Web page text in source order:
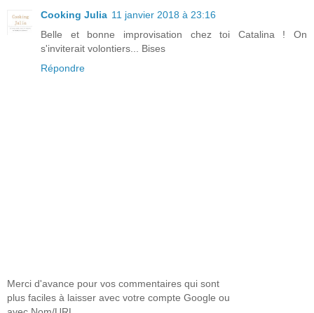
Cooking Julia 11 janvier 2018 à 23:16
Belle et bonne improvisation chez toi Catalina ! On
s'inviterait volontiers... Bises
Répondre
Merci d'avance pour vos commentaires qui sont
plus faciles à laisser avec votre compte Google ou